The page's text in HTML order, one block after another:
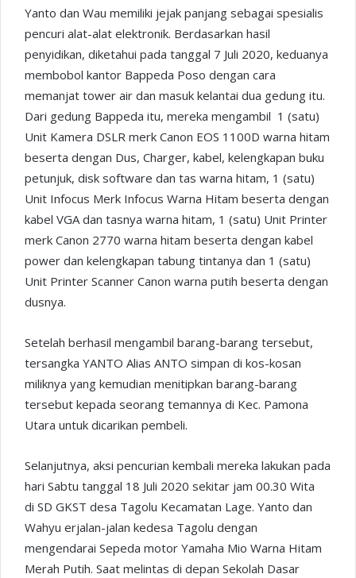
Yanto dan Wau memiliki jejak panjang sebagai spesialis
pencuri alat-alat elektronik. Berdasarkan hasil
penyidikan, diketahui pada tanggal 7 Juli 2020, keduanya
membobol kantor Bappeda Poso dengan cara
memanjat tower air dan masuk kelantai dua gedung itu.
Dari gedung Bappeda itu, mereka mengambil 1 (satu)
Unit Kamera DSLR merk Canon EOS 1100D warna hitam
beserta dengan Dus, Charger, kabel, kelengkapan buku
petunjuk, disk software dan tas warna hitam, 1 (satu)
Unit Infocus Merk Infocus Warna Hitam beserta dengan
kabel VGA dan tasnya warna hitam, 1 (satu) Unit Printer
merk Canon 2770 warna hitam beserta dengan kabel
power dan kelengkapan tabung tintanya dan 1 (satu)
Unit Printer Scanner Canon warna putih beserta dengan
dusnya.
Setelah berhasil mengambil barang-barang tersebut,
tersangka YANTO Alias ANTO simpan di kos-kosan
miliknya yang kemudian menitipkan barang-barang
tersebut kepada seorang temannya di Kec. Pamona
Utara untuk dicarikan pembeli.
Selanjutnya, aksi pencurian kembali mereka lakukan pada
hari Sabtu tanggal 18 Juli 2020 sekitar jam 00.30 Wita
di SD GKST desa Tagolu Kecamatan Lage. Yanto dan
Wahyu erjalan-jalan kedesa Tagolu dengan
mengendarai Sepeda motor Yamaha Mio Warna Hitam
Merah Putih. Saat melintas di depan Sekolah Dasar